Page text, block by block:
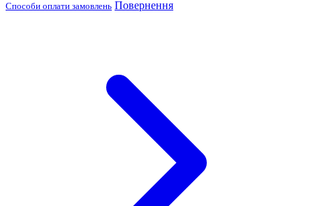
Способи оплати замовлень Повернення